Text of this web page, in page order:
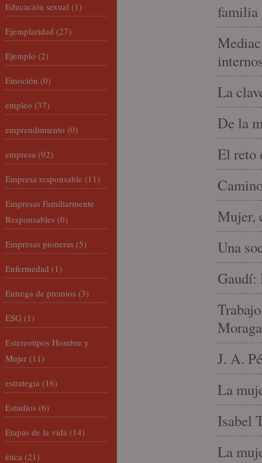
familia
La
De la
El reto
Mujer,
Una
Gaudí:
J. A.
La
Isabel
La
Educación sexual (1)
Ejemplaridad (27)
Ejemplo (2)
Emoción (0)
empleo (37)
emprendimiento (0)
empresa (92)
Empresa responsable (11)
Empresas Familiarmente
Responsables (0)
Empresas pioneras (5)
Enfermedad (1)
Entrega de premios (3)
ESG (1)
Estereotipos Hombre y
Mujer (11)
estrategia (16)
Estudios (6)
Etapas de la vida (14)
ética (21)